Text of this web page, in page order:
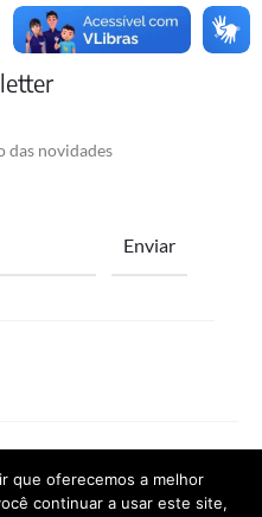
das novidades
que oferecemos a melhor
continuar a usar este site,